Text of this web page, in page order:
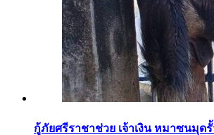
กู้ภัยศรีราชาช่วย เจ้าเงิน หมาซนมุด